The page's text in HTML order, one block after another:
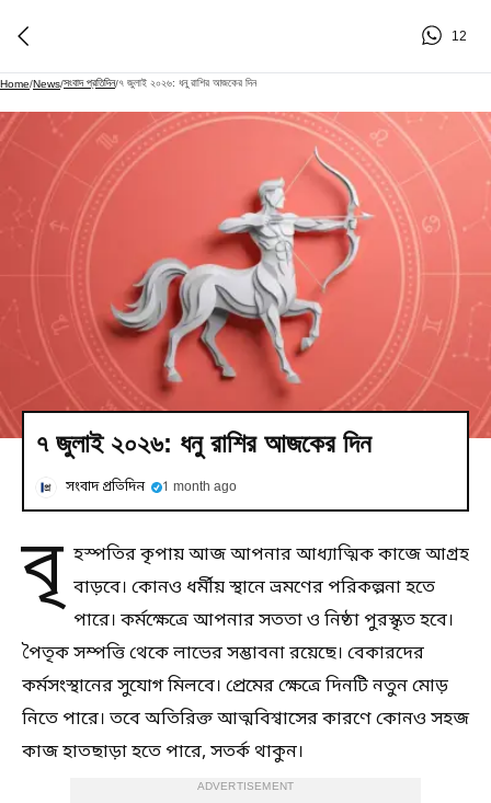
12
Home/News/সংবাদ প্রতিদিন/৭ জুলাই ২০২৬: ধনু রাশির আজকের দিন
৭ জুলাই ২০২৬: ধনু রাশির আজকের দিন
সংবাদ প্রতিদিন 1 month ago
বৃ হস্পতির কৃপায় আজ আপনার আধ্যাত্মিক কাজে আগ্রহ
বাড়বে। কোনও ধর্মীয় স্থানে ভ্রমণের পরিকল্পনা হতে
পারে। কর্মক্ষেত্রে আপনার সততা ও নিষ্ঠা পুরস্কৃত হবে।
পৈতৃক সম্পত্তি থেকে লাভের সম্ভাবনা রয়েছে। বেকারদের
কর্মসংস্থানের সুযোগ মিলবে। প্রেমের ক্ষেত্রে দিনটি নতুন মোড়
নিতে পারে। তবে অতিরিক্ত আত্মবিশ্বাসের কারণে কোনও সহজ
কাজ হাতছাড়া হতে পারে, সতর্ক থাকুন।
ADVERTISEMENT